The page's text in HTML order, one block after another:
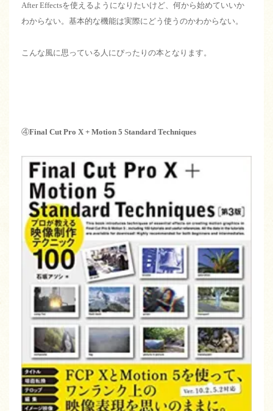
After Effectsを使えるようになりたいけど、何から始めていいか
わからない。基本的な機能は実際にどう使うのかわからない。
こんな風に思っている人にぴったりの本となります。
④Final Cut Pro X + Motion 5 Standard Techniques